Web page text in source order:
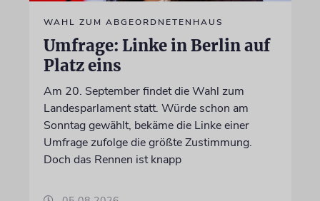
WAHL ZUM ABGEORDNETENHAUS
Umfrage: Linke in Berlin auf
Platz eins
Am 20. September findet die Wahl zum
Landesparlament statt. Würde schon am
Sonntag gewählt, bekäme die Linke einer
Umfrage zufolge die größte Zustimmung.
Doch das Rennen ist knapp